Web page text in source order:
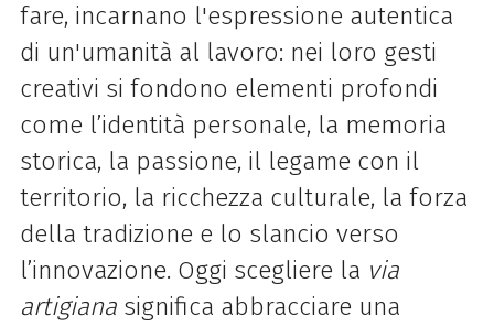
fare, incarnano l'espressione autentica
di un'umanità al lavoro: nei loro gesti
creativi si fondono elementi profondi
come l’identità personale, la memoria
storica, la passione, il legame con il
territorio, la ricchezza culturale, la forza
della tradizione e lo slancio verso
l’innovazione. Oggi scegliere la via
artigiana significa abbracciare una